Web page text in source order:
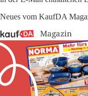
Neues vom KaufDA